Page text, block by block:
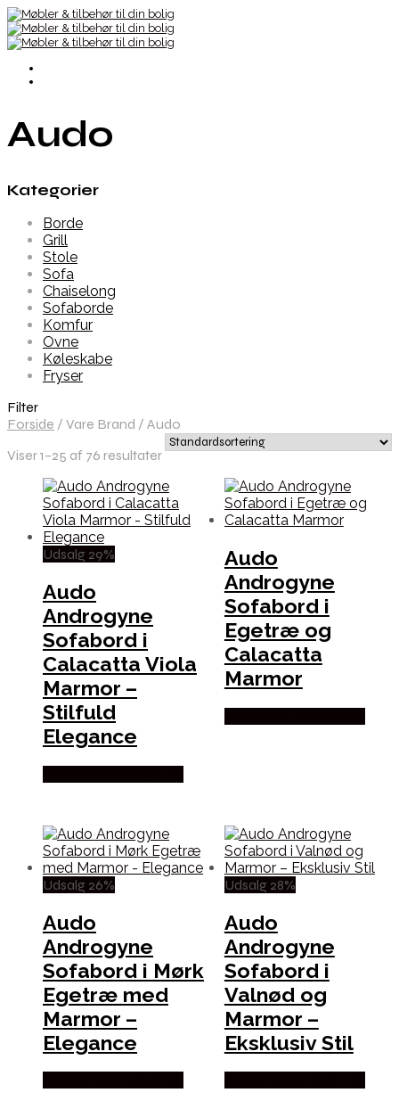
Audo
Kategorier
Borde
Grill
Stole
Sofa
Chaiselong
Sofaborde
Komfur
Ovne
Køleskabe
Fryser
Filter
Forside / Vare Brand / Audo
Viser 1–25 af 76 resultater
Udsalg 29%
Audo
Androgyne
Sofabord i
Calacatta Viola
Marmor –
Stilfuld
Elegance
Audo
Androgyne
Sofabord i
Egetræ og
Calacatta
Marmor
Udsalg 26%
Audo
Androgyne
Sofabord i Mørk
Egetræ med
Marmor –
Elegance
Udsalg 28%
Audo
Androgyne
Sofabord i
Valnød og
Marmor –
Eksklusiv Stil